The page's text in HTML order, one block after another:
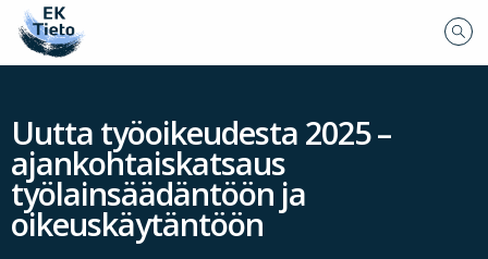
Uutta työoikeudesta 2025 –
ajankohtaiskatsaus
työlainsäädäntöön ja
oikeuskäytäntöön